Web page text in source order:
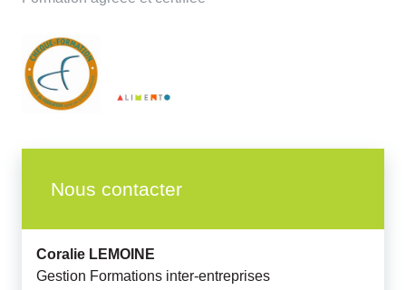
Nous contacter
Coralie LEMOINE
Gestion Formations inter-entreprises